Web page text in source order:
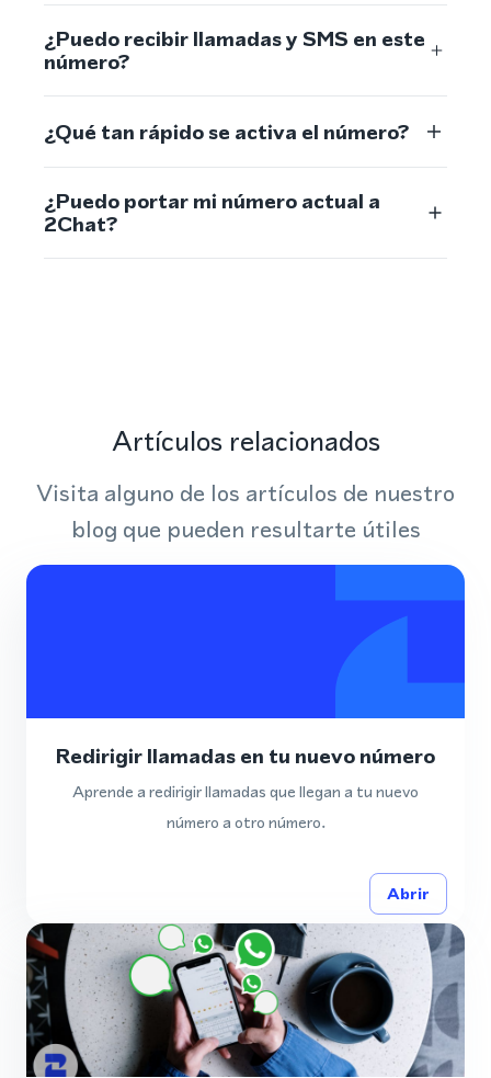
¿Puedo recibir llamadas y SMS en este
número?
¿Qué tan rápido se activa el número?
¿Puedo portar mi número actual a
2Chat?
Artículos relacionados
Visita alguno de los artículos de nuestro
blog que pueden resultarte útiles
Redirigir llamadas en tu nuevo número
Aprende a redirigir llamadas que llegan a tu nuevo
número a otro número.
Abrir